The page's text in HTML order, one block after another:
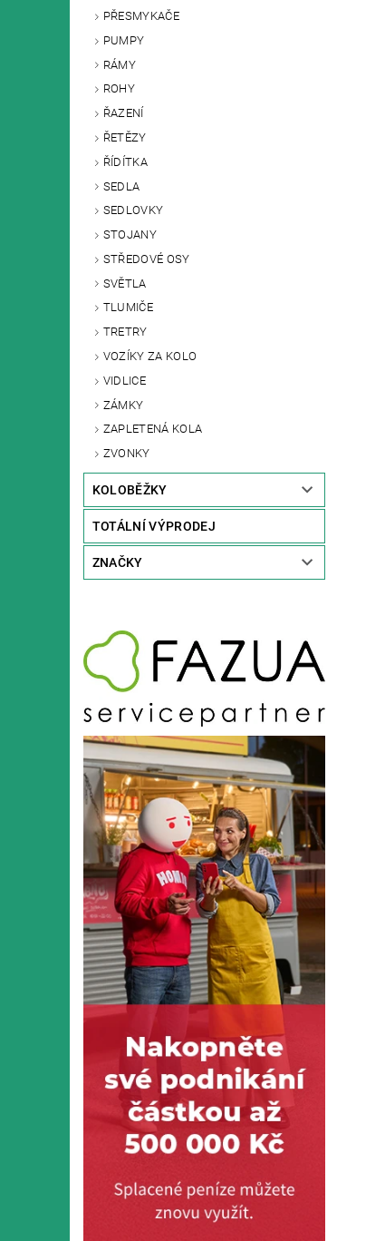
PŘESMYKAČE
PUMPY
RÁMY
ROHY
ŘAZENÍ
ŘETĚZY
ŘÍDÍTKA
SEDLA
SEDLOVKY
STOJANY
STŘEDOVÉ OSY
SVĚTLA
TLUMIČE
TRETRY
VOZÍKY ZA KOLO
VIDLICE
ZÁMKY
ZAPLETENÁ KOLA
ZVONKY
KOLOBĚŽKY
TOTÁLNÍ VÝPRODEJ
ZNAČKY